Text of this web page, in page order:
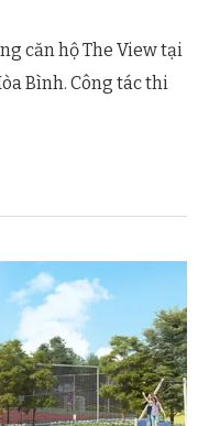
căn hộ The View tại
Bình. Công tác thi